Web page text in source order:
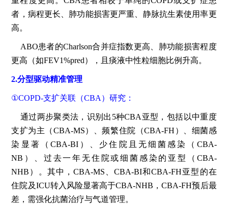
者，病程更长、肺功能损害更严重、静脉抗生素使用率更
高。
ABO患者的Charlson合并症指数更高、肺功能损害程度
更高（如FEV1%pred），且痰液中性粒细胞比例升高。
2.分型驱动精准管理
①COPD-支扩关联（CBA）研究：
通过两步聚类法，识别出5种CBA亚型，包括以中重度
支扩为主（CBA-MS）、频繁住院（CBA-FH）、细菌感
染显著（CBA-BI）、少住院且无细菌感染（CBA-
NB）、过去一年无住院或细菌感染的亚型（CBA-
NHB）。其中，CBA-MS、CBA-BI和CBA-FH亚型的在
住院及ICU转入风险显著高于CBA-NHB，CBA-FH预后最
差，需强化抗菌治疗与气道管理。